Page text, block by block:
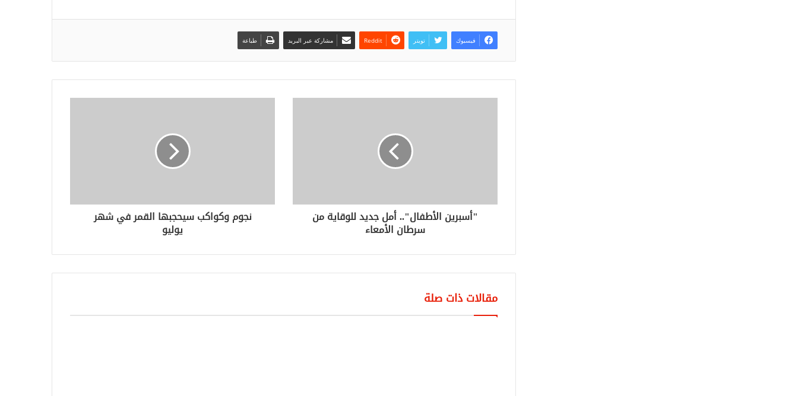
فيسبوك تويتر مشاركة عبر البريد طباعة
"أسبرين الأطفال".. أمل جديد للوقاية من
سرطان الأمعاء
نجوم وكواكب سيحجبها القمر في شهر
يوليو
مقالات ذات صلة